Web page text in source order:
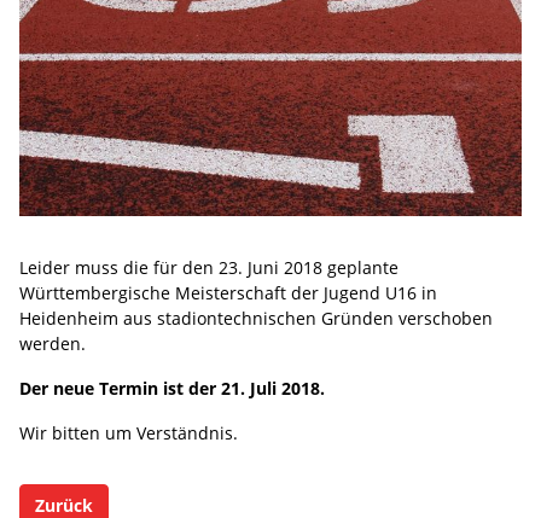
Leider muss die für den 23. Juni 2018 geplante
Württembergische Meisterschaft der Jugend U16 in
Heidenheim aus stadiontechnischen Gründen verschoben
werden.
Der neue Termin ist der 21. Juli 2018.
Wir bitten um Verständnis.
Zurück